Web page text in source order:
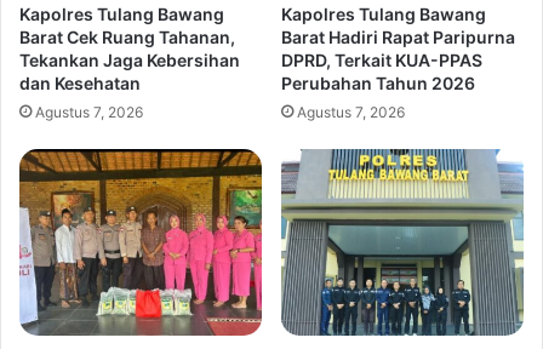
Kapolres Tulang Bawang
Barat Cek Ruang Tahanan,
Tekankan Jaga Kebersihan
dan Kesehatan
Agustus 7, 2026
Kapolres Tulang Bawang
Barat Hadiri Rapat Paripurna
DPRD, Terkait KUA-PPAS
Perubahan Tahun 2026
Agustus 7, 2026